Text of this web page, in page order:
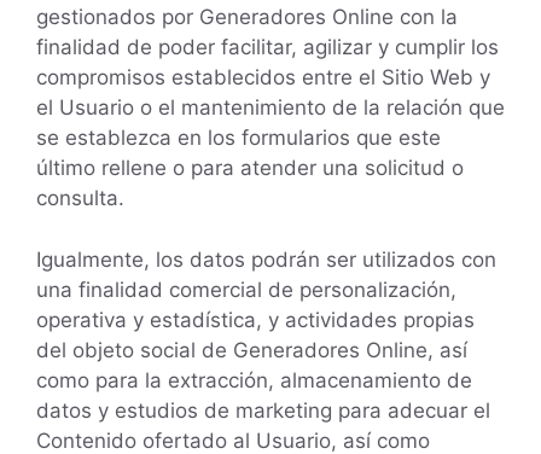
gestionados por Generadores Online con la
finalidad de poder facilitar, agilizar y cumplir los
compromisos establecidos entre el Sitio Web y
el Usuario o el mantenimiento de la relación que
se establezca en los formularios que este
último rellene o para atender una solicitud o
consulta.
Igualmente, los datos podrán ser utilizados con
una finalidad comercial de personalización,
operativa y estadística, y actividades propias
del objeto social de Generadores Online, así
como para la extracción, almacenamiento de
datos y estudios de marketing para adecuar el
Contenido ofertado al Usuario, así como